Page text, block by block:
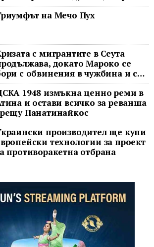
в безизходица
на Мечо Пух
с мигрантите в Сеута
докато Мароко се
с обвинения в чужбина и с
у дома
1948 измъкна ценно реми в
и остави всичко за реванша
Панатинайкос
производител ще купи
технологии за проект
противоракетна отбрана